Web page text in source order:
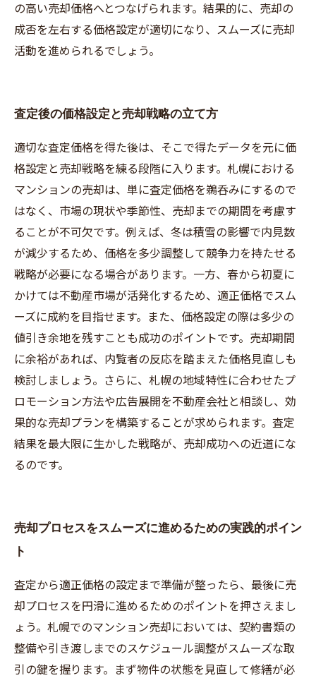
の高い売却価格へとつなげられます。結果的に、売却の
成否を左右する価格設定が適切になり、スムーズに売却
活動を進められるでしょう。
査定後の価格設定と売却戦略の立て方
適切な査定価格を得た後は、そこで得たデータを元に価
格設定と売却戦略を練る段階に入ります。札幌における
マンションの売却は、単に査定価格を鵜呑みにするので
はなく、市場の現状や季節性、売却までの期間を考慮す
ることが不可欠です。例えば、冬は積雪の影響で内見数
が減少するため、価格を多少調整して競争力を持たせる
戦略が必要になる場合があります。一方、春から初夏に
かけては不動産市場が活発化するため、適正価格でスム
ーズに成約を目指せます。また、価格設定の際は多少の
値引き余地を残すことも成功のポイントです。売却期間
に余裕があれば、内覧者の反応を踏まえた価格見直しも
検討しましょう。さらに、札幌の地域特性に合わせたプ
ロモーション方法や広告展開を不動産会社と相談し、効
果的な売却プランを構築することが求められます。査定
結果を最大限に生かした戦略が、売却成功への近道にな
るのです。
売却プロセスをスムーズに進めるための実践的ポイン
ト
査定から適正価格の設定まで準備が整ったら、最後に売
却プロセスを円滑に進めるためのポイントを押さえまし
ょう。札幌でのマンション売却においては、契約書類の
整備や引き渡しまでのスケジュール調整がスムーズな取
引の鍵を握ります。まず物件の状態を見直して修繕が必